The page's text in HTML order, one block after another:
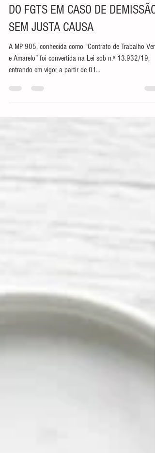
EXTINÇÃO DA MULTA DOS 10%
DO FGTS EM CASO DE DEMISSÃO
SEM JUSTA CAUSA
A MP 905, conhecida como “Contrato de Trabalho
e Amarelo” foi convertida na Lei sob n.º 13.932/19,
entrando em vigor a partir de 01...